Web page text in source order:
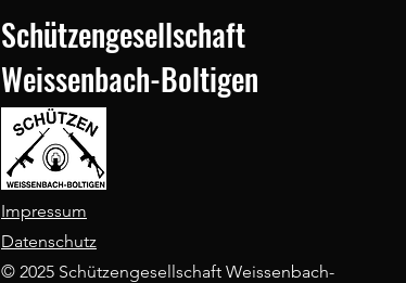
Schützengesellschaft
Weissenbach-Boltigen
Impressum
Datenschutz
© 2025 Schützengesellschaft Weissenbach-